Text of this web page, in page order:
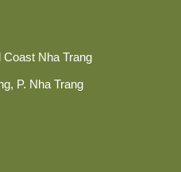
Nha Trang
P. Nha Trang